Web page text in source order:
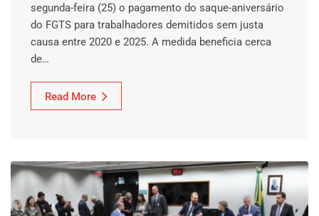
segunda-feira (25) o pagamento do saque-aniversário
do FGTS para trabalhadores demitidos sem justa
causa entre 2020 e 2025. A medida beneficia cerca
de…
Read More